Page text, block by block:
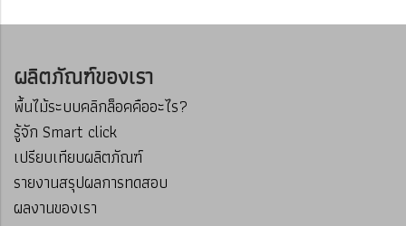
ผลิตภัณฑ์ของเรา
พื้นไม้ระบบคลิกล็อคคืออะไร?
รู้จัก Smart click
เปรียบเทียบผลิตภัณฑ์
รายงานสรุปผลการทดสอบ
ผลงานของเรา